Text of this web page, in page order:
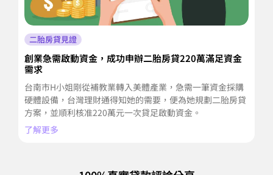
二胎房貸見證
創業急需啟動資金，成功申辦二胎房貸220萬滿足資金
需求
台南市H小姐剛從補教業轉入美體產業，急需一筆資金採購
硬體設備，台灣理財通得知她的需要，便為她規劃二胎房貸
方案，並順利核准220萬元一次貸足啟動資金。
了解更多